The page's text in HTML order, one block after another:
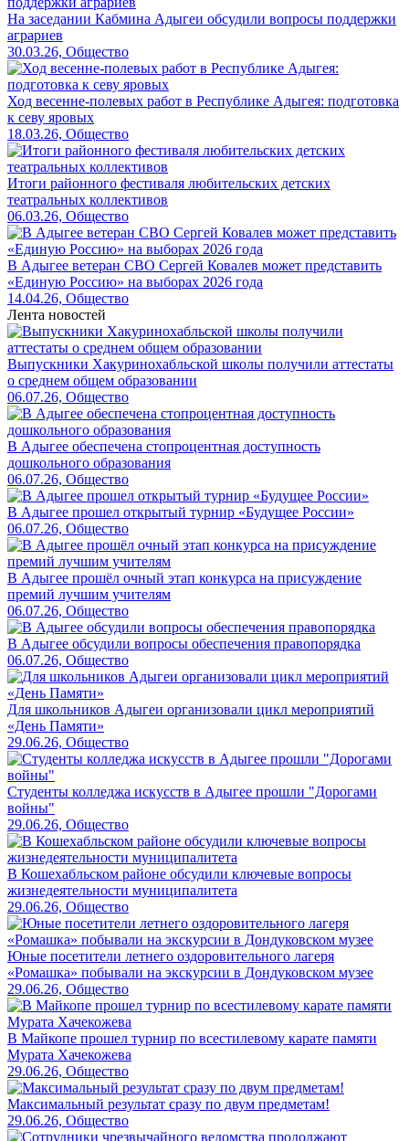
На заседании Кабмина Адыгеи обсудили вопросы поддержки
аграриев
30.03.26, Общество
Ход весенне-полевых работ в Республике Адыгея: подготовка
к севу яровых
18.03.26, Общество
Итоги районного фестиваля любительских детских
театральных коллективов
06.03.26, Общество
В Адыгее ветеран СВО Сергей Ковалев может представить
«Единую Россию» на выборах 2026 года
14.04.26, Общество
Лента новостей
Выпускники Хакуринохабльской школы получили аттестаты
о среднем общем образовании
06.07.26, Общество
В Адыгее обеспечена стопроцентная доступность
дошкольного образования
06.07.26, Общество
В Адыгее прошел открытый турнир «Будущее России»
06.07.26, Общество
В Адыгее прошёл очный этап конкурса на присуждение
премий лучшим учителям
06.07.26, Общество
В Адыгее обсудили вопросы обеспечения правопорядка
06.07.26, Общество
Для школьников Адыгеи организовали цикл мероприятий
«День Памяти»
29.06.26, Общество
Студенты колледжа искусств в Адыгее прошли "Дорогами
войны"
29.06.26, Общество
В Кошехабльском районе обсудили ключевые вопросы
жизнедеятельности муниципалитета
29.06.26, Общество
Юные посетители летнего оздоровительного лагеря
«Ромашка» побывали на экскурсии в Дондуковском музее
29.06.26, Общество
В Майкопе прошел турнир по всестилевому карате памяти
Мурата Хачекожева
29.06.26, Общество
Максимальный результат сразу по двум предметам!
29.06.26, Общество